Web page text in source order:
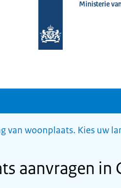
homepage
Ministerie
van woonplaats. Kies uw
aanvragen in